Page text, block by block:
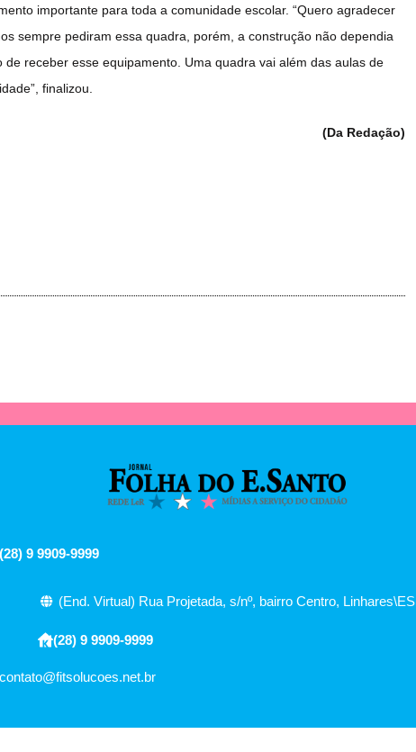
importante para toda a comunidade escolar. “Quero agradecer
sempre pediram essa quadra, porém, a construção não dependia
receber esse equipamento. Uma quadra vai além das aulas de
finalizou.
(Da Redação)
(28) 9 9909-9999
(End. Virtual) Rua Projetada, s/nº, bairro Centro, Linhares\ES
(28) 9 9909-9999
contato@fitsolucoes.net.br